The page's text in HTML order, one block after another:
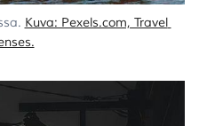
Kuva: Pexels.com, Travel